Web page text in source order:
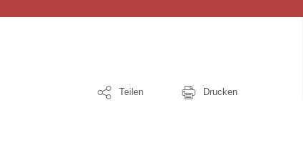
Teilen Drucken